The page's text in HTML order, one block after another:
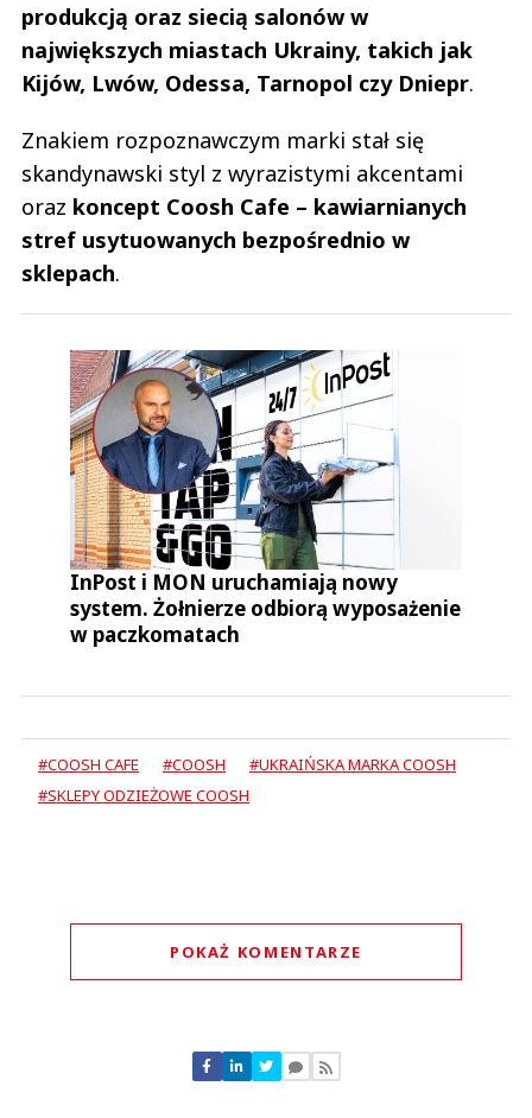
produkcją oraz siecią salonów w
największych miastach Ukrainy, takich jak
Kijów, Lwów, Odessa, Tarnopol czy Dniepr.
Znakiem rozpoznawczym marki stał się
skandynawski styl z wyrazistymi akcentami
oraz koncept Coosh Cafe – kawiarnianych
stref usytuowanych bezpośrednio w
sklepach.
InPost i MON uruchamiają nowy
system. Żołnierze odbiorą wyposażenie
w paczkomatach
#COOSH CAFE #COOSH
#UKRAIŃSKA MARKA COOSH
#SKLEPY ODZIEŻOWE COOSH
POKAŻ KOMENTARZE
Nie znaleziono komentarzy
Zostaw swoje komentarze